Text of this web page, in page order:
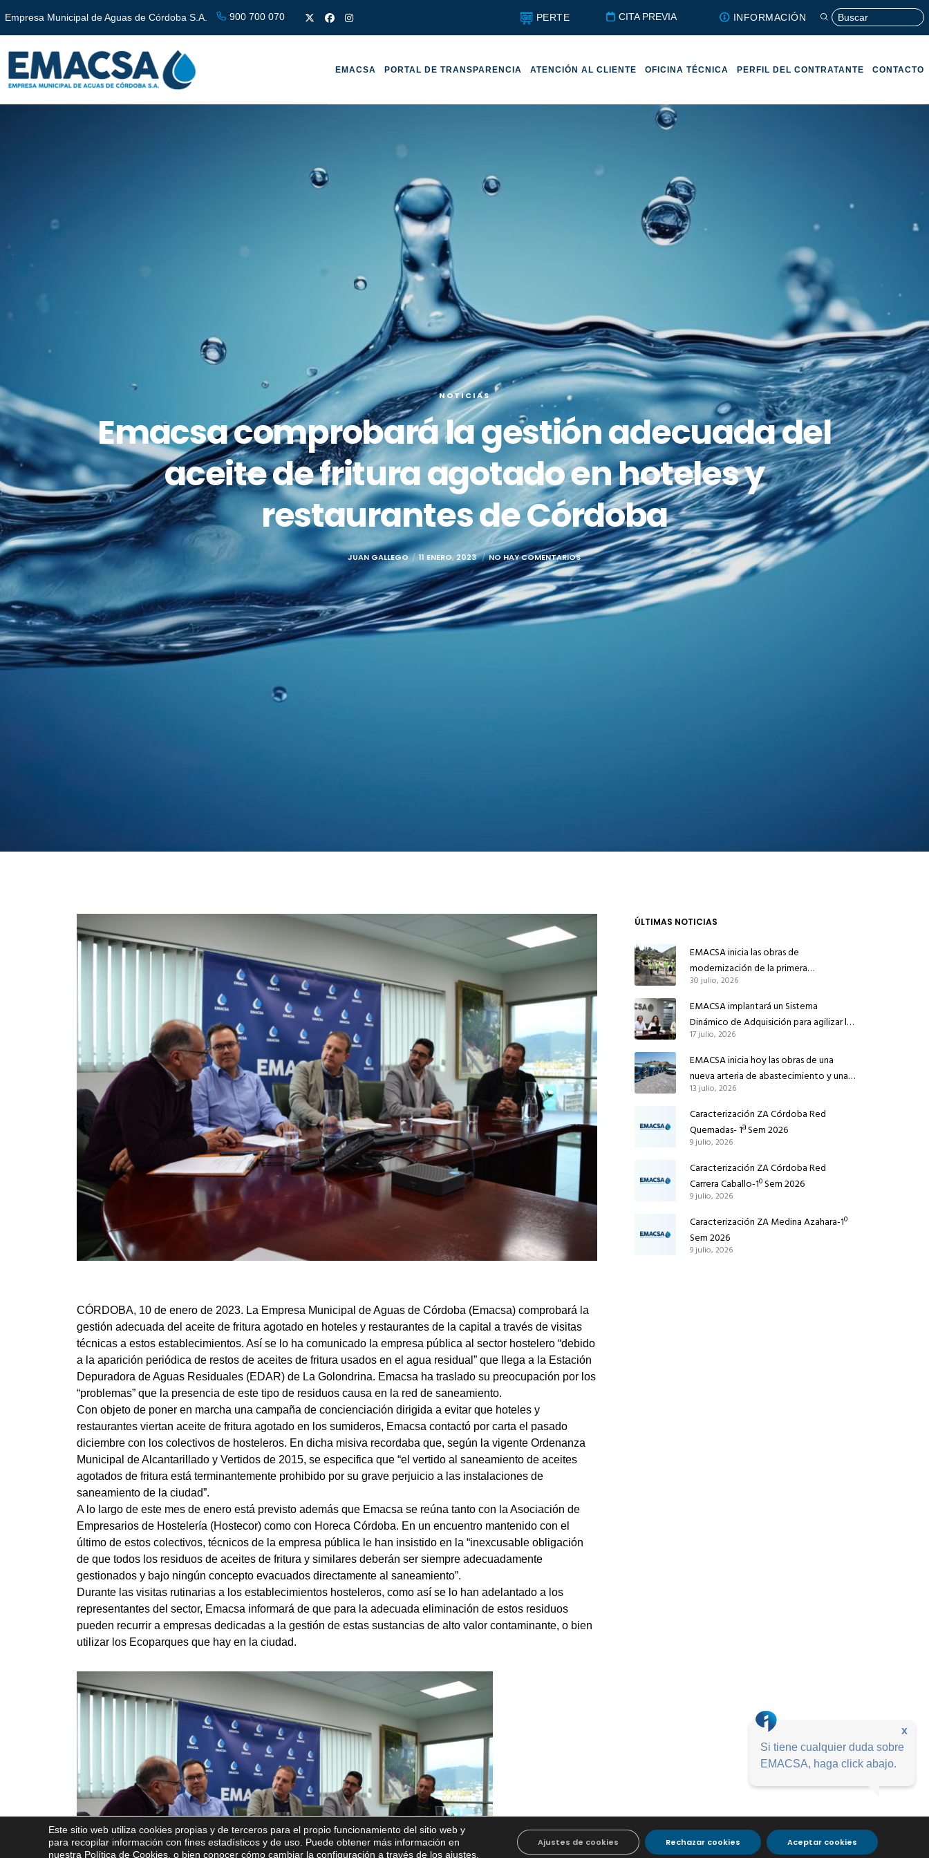
Empresa Municipal de Aguas de Córdoba S.A. 900 700 070 PERTE CITA PREVIA INFORMACIÓN
EMACSA PORTAL DE TRANSPARENCIA ATENCIÓN AL CLIENTE OFICINA TÉCNICA PERFIL DEL CONTRATANTE CONTACTO
NOTICIAS
Emacsa comprobará la gestión adecuada del
aceite de fritura agotado en hoteles y
restaurantes de Córdoba
JUAN GALLEGO 11 ENERO, 2023 NO HAY COMENTARIOS
CÓRDOBA, 10 de enero de 2023. La Empresa Municipal de Aguas de Córdoba (Emacsa) comprobará la
gestión adecuada del aceite de fritura agotado en hoteles y restaurantes de la capital a través de visitas
técnicas a estos establecimientos. Así se lo ha comunicado la empresa pública al sector hostelero “debido
a la aparición periódica de restos de aceites de fritura usados en el agua residual” que llega a la Estación
Depuradora de Aguas Residuales (EDAR) de La Golondrina. Emacsa ha traslado su preocupación por los
“problemas” que la presencia de este tipo de residuos causa en la red de saneamiento.
Con objeto de poner en marcha una campaña de concienciación dirigida a evitar que hoteles y
restaurantes viertan aceite de fritura agotado en los sumideros, Emacsa contactó por carta el pasado
diciembre con los colectivos de hosteleros. En dicha misiva recordaba que, según la vigente Ordenanza
Municipal de Alcantarillado y Vertidos de 2015, se especifica que “el vertido al saneamiento de aceites
agotados de fritura está terminantemente prohibido por su grave perjuicio a las instalaciones de
saneamiento de la ciudad”.
A lo largo de este mes de enero está previsto además que Emacsa se reúna tanto con la Asociación de
Empresarios de Hostelería (Hostecor) como con Horeca Córdoba. En un encuentro mantenido con el
último de estos colectivos, técnicos de la empresa pública le han insistido en la “inexcusable obligación
de que todos los residuos de aceites de fritura y similares deberán ser siempre adecuadamente
gestionados y bajo ningún concepto evacuados directamente al saneamiento”.
Durante las visitas rutinarias a los establecimientos hosteleros, como así se lo han adelantado a los
representantes del sector, Emacsa informará de que para la adecuada eliminación de estos residuos
pueden recurrir a empresas dedicadas a la gestión de estas sustancias de alto valor contaminante, o bien
utilizar los Ecoparques que hay en la ciudad.
ÚLTIMAS NOTICIAS
EMACSA inicia las obras de
modernización de la primera
conducción de abastecimiento para
reforzar el suministro de agua de
Córdoba
30 julio, 2026
EMACSA implantará un Sistema
Dinámico de Adquisición para agilizar la
contratación de obras en sus redes e
instalaciones
17 julio, 2026
EMACSA inicia hoy las obras de una
nueva arteria de abastecimiento y una
red de agua no potable en Ingeniero
Ruiz de Azúa
13 julio, 2026
Caracterización ZA Córdoba Red
Quemadas- 1ª Sem 2026
9 julio, 2026
Caracterización ZA Córdoba Red
Carrera Caballo-1º Sem 2026
9 julio, 2026
Caracterización ZA Medina Azahara-1º
Sem 2026
9 julio, 2026
Este sitio web utiliza cookies propias y de terceros para el propio funcionamiento del sitio web y
para recopilar información con fines estadísticos y de uso. Puede obtener más información en
nuestra Política de Cookies , o bien conocer cómo cambiar la configuración a través de los ajustes
Aceptar cookies
Rechazar cookies
Ajustes de cookies
x
Si tiene cualquier duda sobre
EMACSA, haga click abajo.